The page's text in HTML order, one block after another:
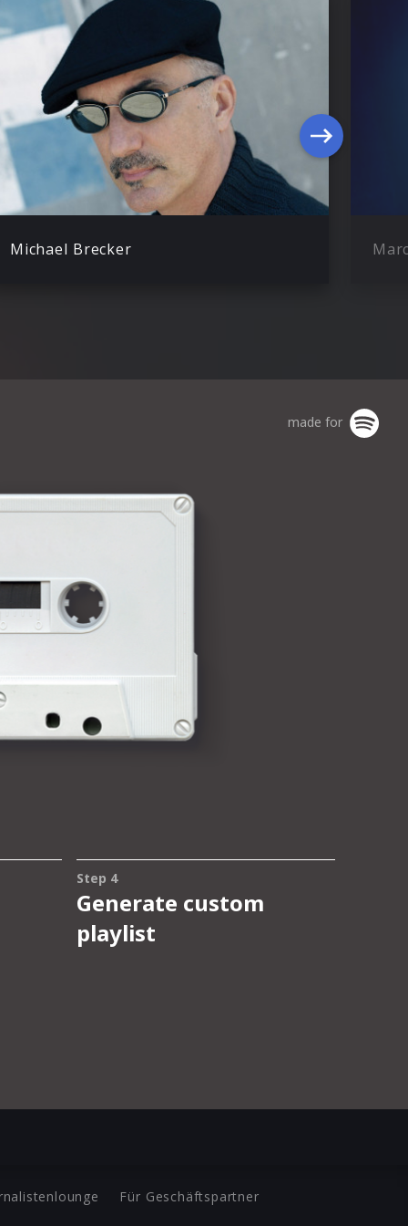
Michael Brecker
Für Geschäftspartner